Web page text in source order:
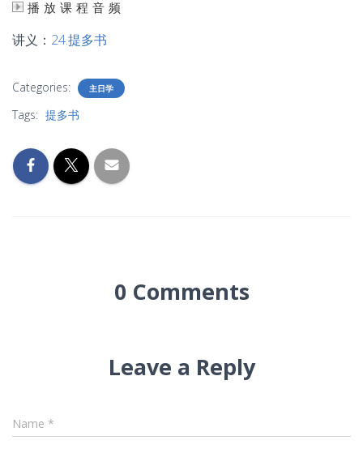
播放课程音频
讲义： 24.提多书
Categories: 主日学
Tags: 提多书
0 Comments
Leave a Reply
Name *